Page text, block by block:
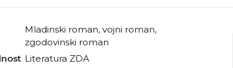
mladinski roman, vojni roman,
zgodovinski roman
literatura ZDA